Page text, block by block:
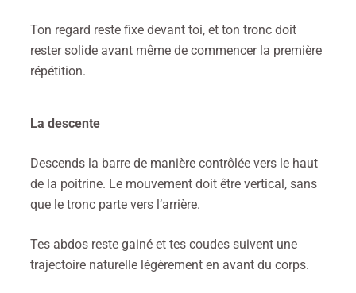
Ton regard reste fixe devant toi, et ton tronc doit
rester solide avant même de commencer la première
répétition.
La descente
Descends la barre de manière contrôlée vers le haut
de la poitrine. Le mouvement doit être vertical, sans
que le tronc parte vers l’arrière.
Tes abdos reste gainé et tes coudes suivent une
trajectoire naturelle légèrement en avant du corps.